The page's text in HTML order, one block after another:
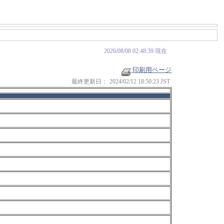
2026/08/08 02:48:39 現在
印刷用ページ
最終更新日： 2024/02/12 18:50:23 JST